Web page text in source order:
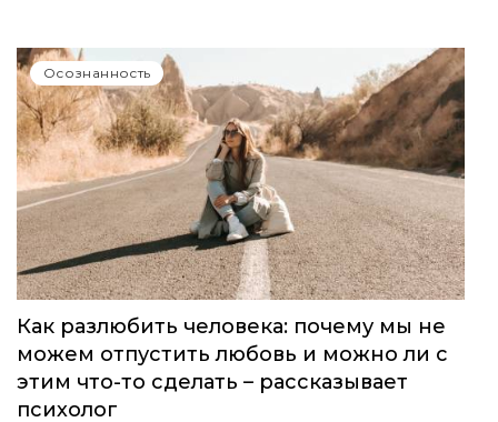
Осознанность
Как разлюбить человека: почему мы не
можем отпустить любовь и можно ли с
этим что-то сделать – рассказывает
психолог